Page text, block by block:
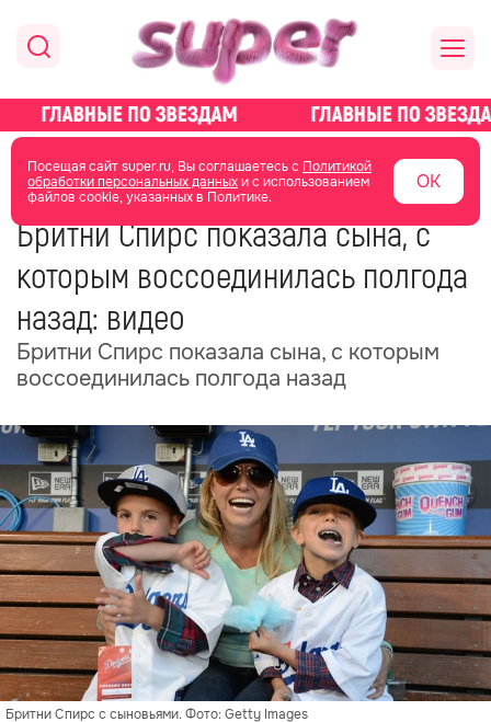
Посещая сайт super.ru, Вы соглашаетесь с Политикой
обработки персональных данныхи с использованием
файлов cookie, указанных в Политике.
ОК
главная новости о звездах новости
17 июня 2025 10:41
Бритни Спирс показала сына, с
которым воссоединилась полгода
назад: видео
Бритни Спирс показала сына, с которым
воссоединилась полгода назад
Бритни Спирс с сыновьями. Фото: Getty Images